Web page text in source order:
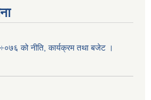
को नीति, कार्यक्रम तथा बजेट ।